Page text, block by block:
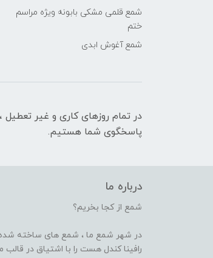
شمع قلمی مشکی بابونه ویژه مراسم
ختم
شمع آغوش ابدی
پاسخگوی شما هستیم.
درباره ما
شمع از کجا بخریم؟
در شهر شمع ما ، شمع های ساخته شده
رافینا کندل هست را با اشتیاق در